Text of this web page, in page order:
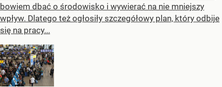
bowiem dbać o środowisko i wywierać na nie mniejszy
wpływ. Dlatego też ogłosiły szczegółowy plan, który odbije
się na pracy...